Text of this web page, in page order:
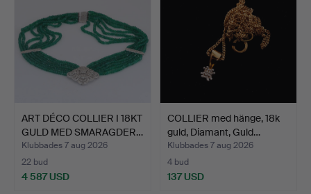
ART DÉCO COLLIER I 18KT
GULD MED SMARAGDER…
Klubbades 7 aug 2026
22 bud
4 587 USD
COLLIER med hänge, 18k
guld, Diamant, Guld…
Klubbades 7 aug 2026
4 bud
137 USD